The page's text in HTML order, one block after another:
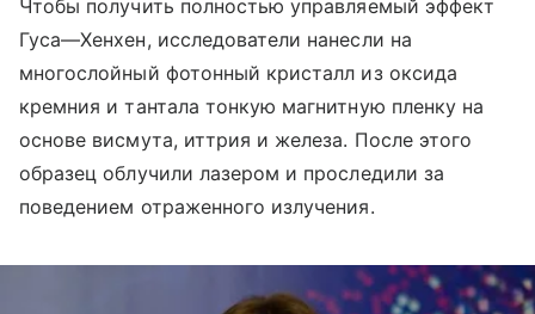
Чтобы получить полностью управляемый эффект
Гуса—Хенхен, исследователи нанесли на
многослойный фотонный кристалл из оксида
кремния и тантала тонкую магнитную пленку на
основе висмута, иттрия и железа. После этого
образец облучили лазером и проследили за
поведением отраженного излучения.